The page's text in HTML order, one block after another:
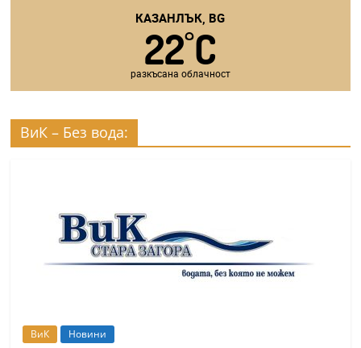
КАЗАНЛЪК, BG
22°C
разкъсана облачност
ВиК – Без вода:
ВиК Новини